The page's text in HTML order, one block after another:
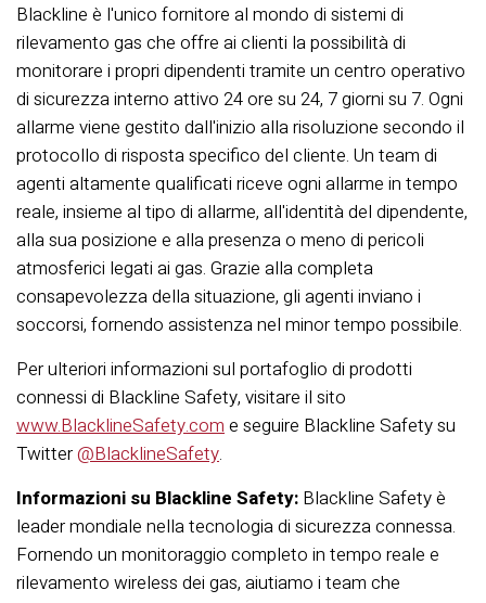
Blackline è l'unico fornitore al mondo di sistemi di
rilevamento gas che offre ai clienti la possibilità di
monitorare i propri dipendenti tramite un centro operativo
di sicurezza interno attivo 24 ore su 24, 7 giorni su 7. Ogni
allarme viene gestito dall'inizio alla risoluzione secondo il
protocollo di risposta specifico del cliente. Un team di
agenti altamente qualificati riceve ogni allarme in tempo
reale, insieme al tipo di allarme, all'identità del dipendente,
alla sua posizione e alla presenza o meno di pericoli
atmosferici legati ai gas. Grazie alla completa
consapevolezza della situazione, gli agenti inviano i
soccorsi, fornendo assistenza nel minor tempo possibile.
Per ulteriori informazioni sul portafoglio di prodotti
connessi di Blackline Safety, visitare il sito
www.BlacklineSafety.come seguire Blackline Safety su
Twitter@BlacklineSafety.
Informazioni su Blackline Safety: Blackline Safety è
leader mondiale nella tecnologia di sicurezza connessa.
Fornendo un monitoraggio completo in tempo reale e
rilevamento wireless dei gas, aiutiamo i team che